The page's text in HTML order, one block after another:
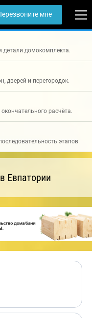
мне
детали домокомплекта.
дверей и перегородок.
расчёта.
этапов.
Евпатории